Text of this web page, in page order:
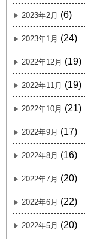
2023年2月 (6)
2023年1月 (24)
2022年12月 (19)
2022年11月 (19)
2022年10月 (21)
2022年9月 (17)
2022年8月 (16)
2022年7月 (20)
2022年6月 (22)
2022年5月 (20)